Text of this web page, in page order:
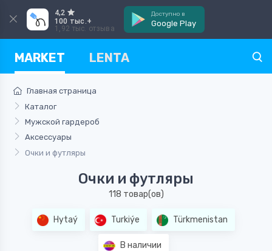
4,2
100 тыс.+
1,92 тыс. отзыва
Доступно в
Google Play
MARKET LENTA
Главная страница
Каталог
Мужской гардероб
Аксессуары
Очки и футляры
Очки и футляры
118 товар(ов)
Hytaý Turkiýe Türkmenistan
В наличии